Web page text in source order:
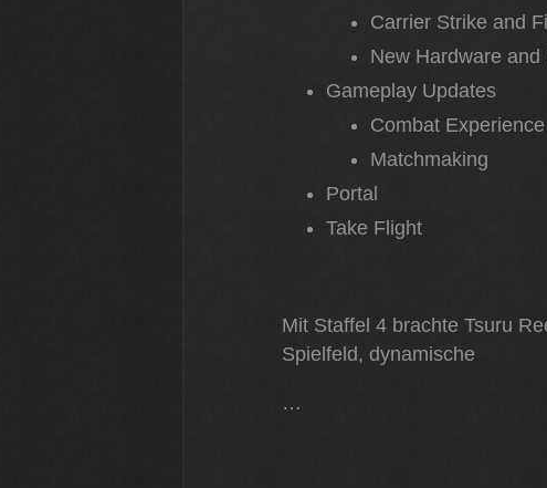
Carrier Strike and
New Hardware and
Gameplay Updates
Combat
Matchmaking
Portal
Take Flight
Mit Staffel 4 brachte Tsuru
Spielfeld, dynamische
…